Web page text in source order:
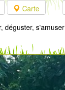
Carte
déguster, s'amuser